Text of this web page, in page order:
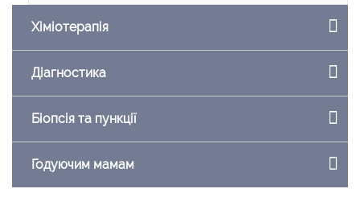
Хіміотерапія
Діагностика
Біопсія та пункції
Годуючим мамам